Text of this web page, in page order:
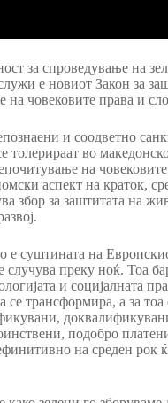
за спроведување на
е новиот Закон за
човековите права и
и соодветно
толерираат во
на
аспект на краток,
збор за заштитата на
е суштината на
случува преку ноќ. Тоа
и социјалната
трансформира, а за
подобро
на среден